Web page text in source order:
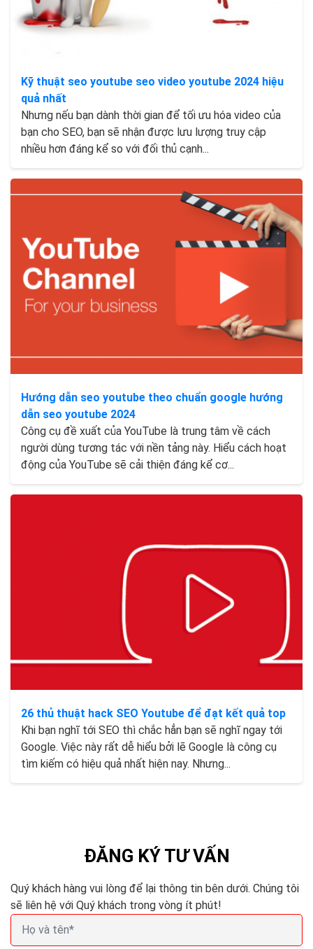
Kỹ thuật seo youtube seo video youtube 2024 hiệu
quả nhất
Nhưng nếu bạn dành thời gian để tối ưu hóa video của
bạn cho SEO, bạn sẽ nhận được lưu lượng truy cập
nhiều hơn đáng kể so với đối thủ cạnh...
Hướng dẫn seo youtube theo chuẩn google hướng
dẫn seo youtube 2024
Công cụ đề xuất của YouTube là trung tâm về cách
người dùng tương tác với nền tảng này. Hiểu cách hoạt
động của YouTube sẽ cải thiện đáng kể cơ...
26 thủ thuật hack SEO Youtube để đạt kết quả top
Khi bạn nghĩ tới SEO thì chắc hẳn bạn sẽ nghĩ ngay tới
Google. Việc này rất dễ hiểu bởi lẽ Google là công cụ
tìm kiếm có hiệu quả nhất hiện nay. Nhưng...
ĐĂNG KÝ TƯ VẤN
Quý khách hàng vui lòng để lại thông tin bên dưới. Chúng tôi
sẽ liên hệ với Quý khách trong vòng ít phút!